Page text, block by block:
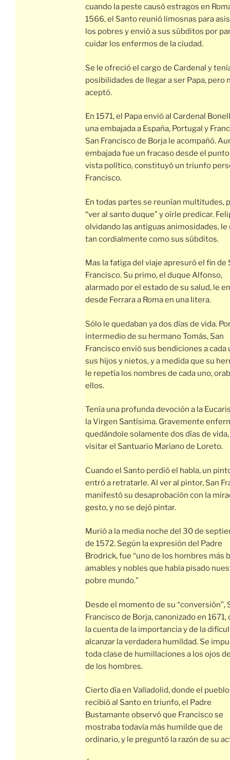
cuando la peste causó estragos en
1566, el Santo reunió limosnas para
los pobres y envió a sus súbditos por
cuidar los enfermos de la ciudad.
Se le ofreció el cargo de Cardenal y
posibilidades de llegar a ser Papa, pero
aceptó.
En 1571, el Papa envió al Cardenal
una embajada a España, Portugal y
San Francisco de Borja le acompañó.
embajada fue un fracaso desde el
vista político, constituyó un triunfo
Francisco.
En todas partes se reunían multitudes,
“ver al santo duque” y oírle predicar.
olvidando las antiguas animosidades,
tan cordialmente como sus súbditos.
Mas la fatiga del viaje apresuró el fin de
Francisco. Su primo, el duque Alfonso,
alarmado por el estado de su salud, le
desde Ferrara a Roma en una litera.
Sólo le quedaban ya dos días de vida.
intermedio de su hermano Tomás, San
Francisco envió sus bendiciones a cada
sus hijos y nietos, y a medida que su
le repetía los nombres de cada uno,
ellos.
Tenía una profunda devoción a la
la Virgen Santísima. Gravemente
quedándole solamente dos días de
visitar el Santuario Mariano de Loreto.
Cuando el Santo perdió el habla, un
entró a retratarle. Al ver al pintor, San
manifestó su desaprobación con la
gesto, y no se dejó pintar.
Murió a la media noche del 30 de
de 1572. Según la expresión del Padre
Brodrick, fue “uno de los hombres más
amables y nobles que había pisado
pobre mundo.”
Desde el momento de su “conversión”,
Francisco de Borja, canonizado en 1671,
la cuenta de la importancia y de la
alcanzar la verdadera humildad. Se
toda clase de humillaciones a los ojos
de los hombres.
Cierto día en Valladolid, donde el pueblo
recibió al Santo en triunfo, el Padre
Bustamante observó que Francisco se
mostraba todavía más humilde que de
ordinario, y le preguntó la razón de su